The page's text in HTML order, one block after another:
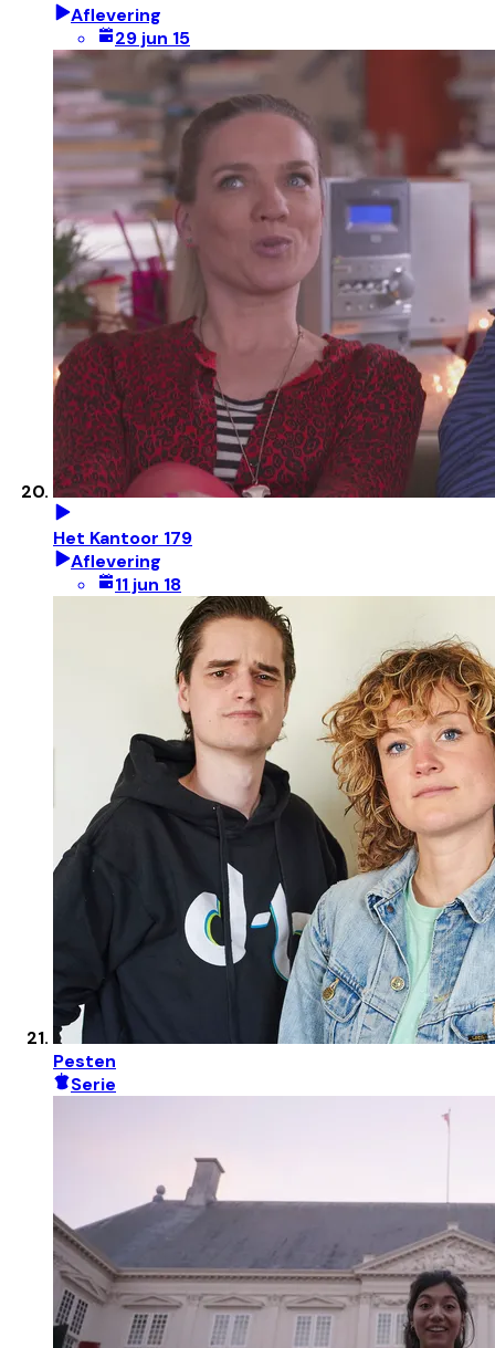
Aflevering
29 jun 15
Het Kantoor 179
Aflevering
11 jun 18
Pesten
Serie